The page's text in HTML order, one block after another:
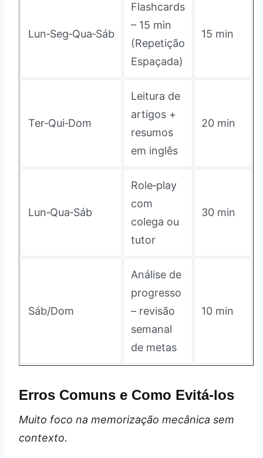
Lun‑Seg‑Qua‑Sáb
Flashcards
– 15 min
(Repetição
Espaçada)
15 min
Ter‑Qui‑Dom
Leitura de
artigos +
resumos
em inglês
20 min
Lun‑Qua‑Sáb
Role‑play
com
colega ou
tutor
30 min
Sáb/Dom
Análise de
progresso
– revisão
semanal
de metas
10 min
Erros Comuns e Como Evitá‑los
Muito foco na memorização mecânica sem
contexto.